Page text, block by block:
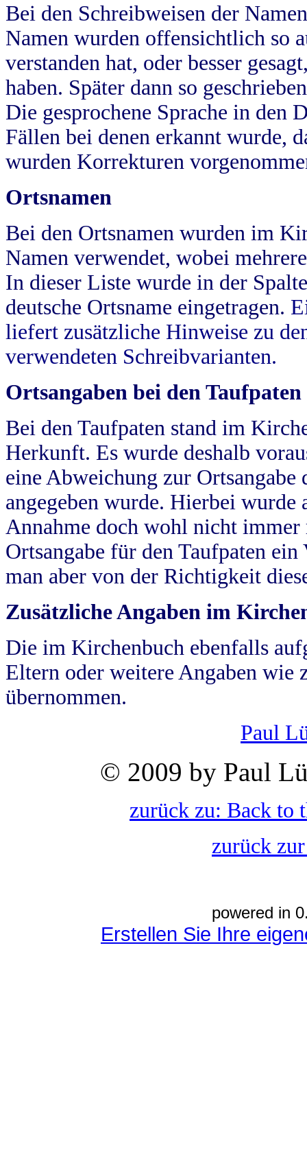
Bei den Schreibweisen der
Namen wurden offensichtlich so
verstanden hat, oder besser
haben. Später dann so
Die gesprochene Sprache in
Fällen bei denen erkannt wurde,
wurden Korrekturen
Ortsnamen
Bei den Ortsnamen wurden im
Namen verwendet, wobei
In dieser Liste wurde in der
deutsche Ortsname eingetragen.
liefert zusätzliche Hinweise zu
verwendeten Schreibvarianten.
Ortsangaben bei den Taufpaten
Bei den Taufpaten stand im
Herkunft. Es wurde deshalb
eine Abweichung zur
angegeben wurde. Hierbei wurde
Annahme doch wohl nicht
Ortsangabe für den Taufpaten
man aber von der Richtigkeit
Zusätzliche Angaben im
Die im Kirchenbuch ebenfalls
Eltern oder weitere Angaben wie
übernommen.
Paul
© 2009 by Paul
zurück zu: Back to
zurück
powered in
Erstellen Sie Ihre